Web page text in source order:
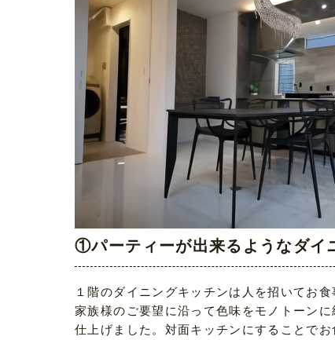
①パーティーが出来るようなダイ
１階のダイニングキッチンは人を招いてお
家族様のご要望に沿って色味をモノトーン
仕上げました。対面キッチンにすることで